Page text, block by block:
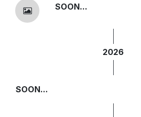
SOON...
2026
SOON...